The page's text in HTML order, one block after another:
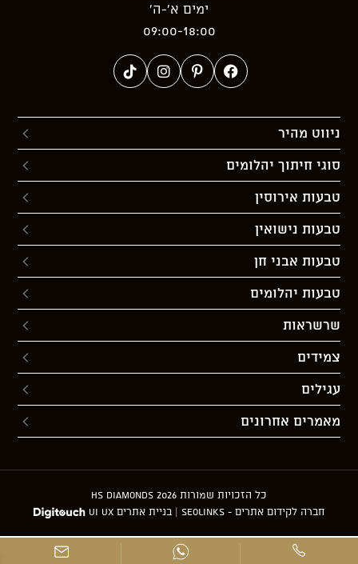
ימים א’-ה’
09:00-18:00
ניווט מהיר
סוגי חיתוך יהלומים
טבעות אירוסין
טבעות נישואין
טבעות אבני חן
טבעות יהלומים
שרשראות
צמידים
עגילים
מאמרים אחרונים
כל הזכויות שמורות 2026 HS diamonds
חברה לקידום אתרים - Seolinks
|בניית אתרים UI UX